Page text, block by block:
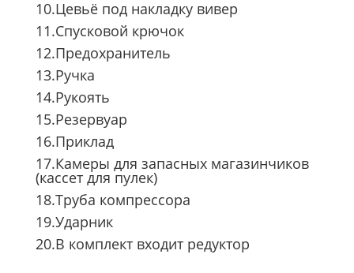
10.Цевьё под накладку вивер
11.Спусковой крючок
12.Предохранитель
13.Ручка
14.Рукоять
15.Резервуар
16.Приклад
17.Камеры для запасных магазинчиков
(кассет для пулек)
18.Труба компрессора
19.Ударник
20.В комплект входит редуктор